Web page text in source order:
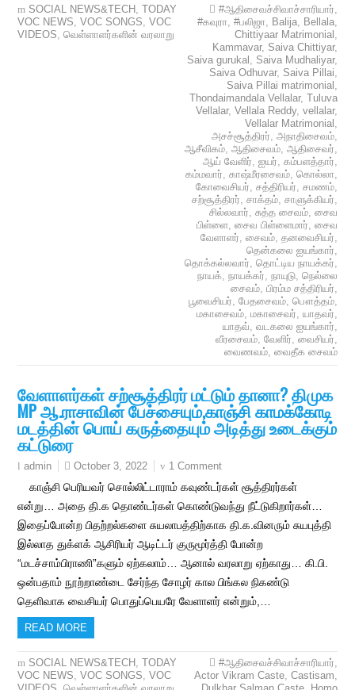
SOCIAL NEWS&TECH ,TODAY
VOC NEWS,VOC SONGS,VOC
VIDEOS,வெள்ளாளர்களின் வரலாறு
#ஆதிசைவச்சிவாச்சாரியார்,
#கவுரா, #பலிஜா, Balija, Bellala,
Chittiyaar Matrimonial ,
Kammavar, Saiva Chittiyar,
Saiva gurukal , Saiva Mudhaliyar,
Saiva Odhuvar, Saiva Pillai,
Saiva Pillai matrimonial ,
Thondaimandala Vellalar, Tuluva
Vellalar, Vellala Reddy, vellalar,
Vellalar Matrimonial ,
அசச்சூத்திரர், அநாதிசைவம்,
ஆசீவிகம், ஆதிசைவம், ஆதிசைவர்,
ஆய் வேளிர், ஐயர், கம்பளத்தார்,
கம்மவார், காஷ்மீரசைவம், கொல்லா,
கோவைசியர், சத்திரியர், சமணம்,
சற்சூத்திரர், சாக்தம், சாளுக்கியர்,
சில்லவார், சுத்த சைவம், சைவ
பிள்ளை, சைவ பிள்ளைமார், சைவ
வேளாளர், சைவம், தனவைசியர்,
தென்கலை ஐயங்கார்,
தொக்கல்லவார், தொட்டிய நாயக்கர்,
நாயக், நாயக்கர், நாயுடு, நெல்லை
சைவம், பிரம்ம சத்திரியர்,
பூவைசியர், பேதசைவம், பௌத்தம்,
மகாசைவம், மகாசைவர், யாதவர்,
யாதவ், வடகலை ஐயங்கார்,
வீரசைவம், வேளிர், வைசியர்,
வைணவம், வைதீக சைவம்
வேளாளர்கள் சற்சூத்திரர் மட்டும் தானா? திமுக
MP ஆ.ராசாவின் பேச்சையும்,காஞ்சி காமக்கோடி
மடத்தின் பொய் கருத்தையும் அடித்து உடைக்கும்
கட்டுரை
admin October 3, 2022 1 Comment
காஞ்சி பெரியவர் சொல்லிட்டாராம் கவுண்டர்கள் சூத்திரர்கள்
என்று… அதை தி.க தொண்டர்கள் கொண்டுவந்து நீட்டுகிறார்கள்…
இதைப்போன்ற பிதற்றல்களை சுயலாபத்திற்காக தி‌.க.வினரும் சுயபுத்தி
இல்லாத துக்ளக் ஆசிரியர் ஆடிட்டர் குருமூர்த்தி போன்ற
“மடச்சாம்பிராணி”களும் ஏற்கலாம்… ஆனால் வரலாறு ஏற்காது… கி.பி.
ஒன்பதாம் நூற்றாண்டை சேர்ந்த சோழர் கால பிங்கல நிகண்டு
தெளிவாக வைசியர் பொதுப்பெயரே வேளாளர் என்றும்,…
READ MORE
SOCIAL NEWS&TECH ,TODAY
VOC NEWS,VOC SONGS,VOC
#ஆதிசைவச்சிவாச்சாரியார்,
Actor Vikram Caste, Castisam,